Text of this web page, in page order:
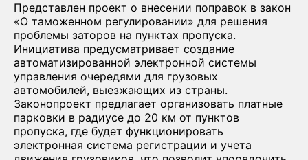
Представлен проект о внесении поправок в закон
«О таможенном регулировании» для решения
проблемы заторов на пунктах пропуска.
Инициатива предусматривает создание
автоматизированной электронной системы
управления очередями для грузовых
автомобилей, выезжающих из страны.
Законопроект предлагает организовать платные
парковки в радиусе до 20 км от пунктов
пропуска, где будет функционировать
электронная система регистрации и учета